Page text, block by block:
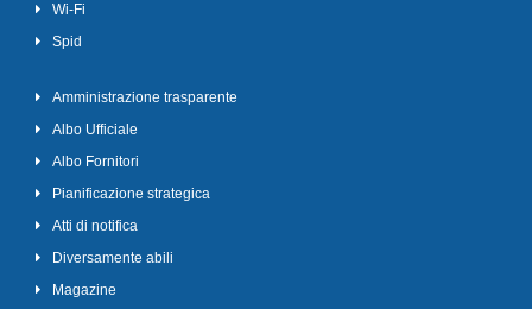
Wi-Fi
Spid
Amministrazione trasparente
Albo Ufficiale
Albo Fornitori
Pianificazione strategica
Atti di notifica
Diversamente abili
Magazine